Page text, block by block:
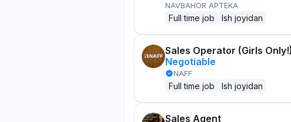
NAVBAHOR APTEKA
Full time job Ish joyidan
Sales Operator (Girls Only!)
Negotiable
NAFF
Full time job Ish joyidan
Sales Agent